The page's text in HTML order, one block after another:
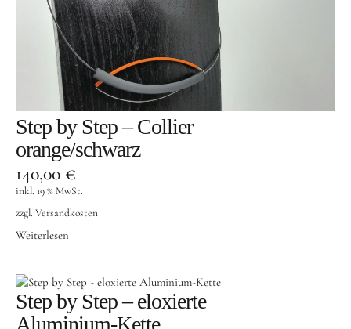
Step by Step – Collier
orange/schwarz
140,00 €
inkl. 19 % MwSt.
zzgl. Versandkosten
Weiterlesen
Step by Step – eloxierte
Aluminium-Kette